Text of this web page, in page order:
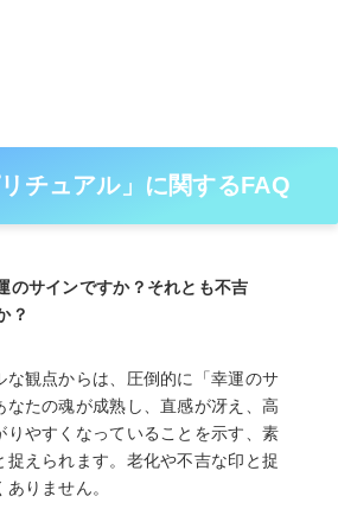
チュアル」に関するFAQ
のサインですか？それとも不吉
？
な観点からは、圧倒的に「幸運のサ
なたの魂が成熟し、直感が冴え、高
りやすくなっていることを示す、素
捉えられます。老化や不吉な印と捉
りません。